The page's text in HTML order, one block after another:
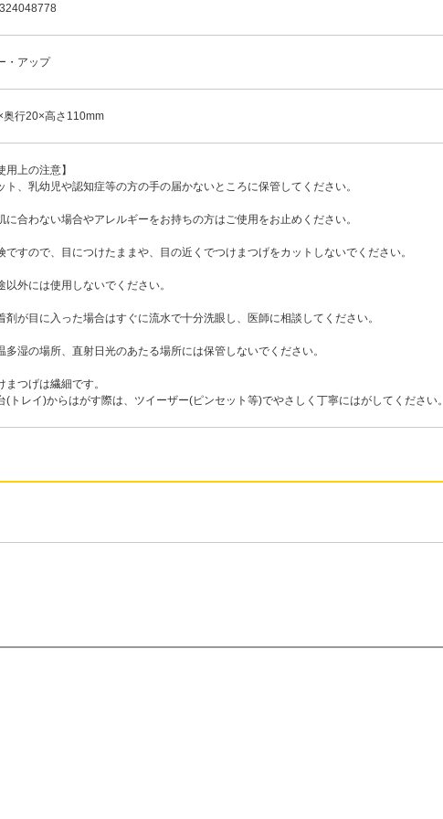
・アップ
奥行20×高さ110mm
用上の注意】
ト、乳幼児や認知症等の方の手の届かないところに保管してください。
に合わない場合やアレルギーをお持ちの方はご使用をお止めください。
ですので、目につけたままや、目の近くでつけまつげをカットしないでください。
以外には使用しないでください。
剤が目に入った場合はすぐに流水で十分洗眼し、医師に相談してください。
多湿の場所、直射日光のあたる場所には保管しないでください。
まつげは繊細です。
トレイ)からはがす際は、ツイーザー(ピンセット等)でやさしく丁寧にはがしてください。